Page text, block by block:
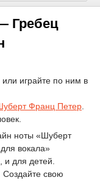
Гребец
играйте по ним в
Франц Петер
ноты «Шуберт
вокала»
для детей.
свою